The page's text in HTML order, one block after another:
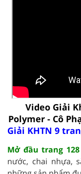
Video Giải
Polymer - Cô
Giải KHTN 9
Mở đầu trang 128
nước, chai nhựa,